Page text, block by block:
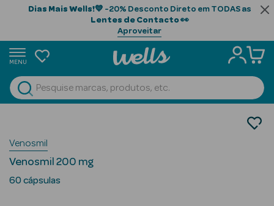
Dias Mais Wells!💙 -20% Desconto Direto em TODAS as
Lentes de Contacto👀
Aproveitar
MENU
Ver Tudo
Beauty Season
Cabelo
Venosmil
Venosmil 200 mg
60 cápsulas